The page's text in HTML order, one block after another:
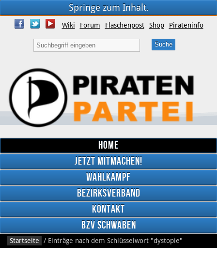
Springe zum Inhalt.
Wiki Forum Flaschenpost Shop Pirateninfo
Home
Jetzt mitmachen!
Wahlkampf
Bezirksverband
Kontakt
BzV Schwaben
Startseite / Einträge nach dem Schlüsselwort "dystopie"